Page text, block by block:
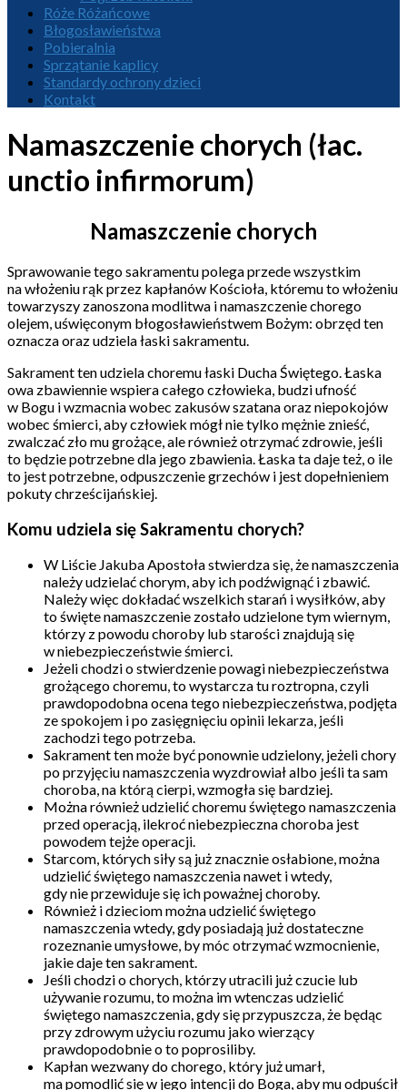
Róże Różańcowe
Błogosławieństwa
Pobieralnia
Sprzątanie kaplicy
Standardy ochrony dzieci
Kontakt
Namaszczenie chorych (łac.
unctio infirmorum)
Namaszczenie chorych
Sprawowanie tego sakramentu polega przede wszystkim
na włożeniu rąk przez kapłanów Kościoła, któremu to włożeniu
towarzyszy zanoszona modlitwa i namaszczenie chorego
olejem, uświęconym błogosławieństwem Bożym: obrzęd ten
oznacza oraz udziela łaski sakramentu.
Sakrament ten udziela choremu łaski Ducha Świętego. Łaska
owa zbawiennie wspiera całego człowieka, budzi ufność
w Bogu i wzmacnia wobec zakusów szatana oraz niepokojów
wobec śmierci, aby człowiek mógł nie tylko mężnie znieść,
zwalczać zło mu grożące, ale również otrzymać zdrowie, jeśli
to będzie potrzebne dla jego zbawienia. Łaska ta daje też, o ile
to jest potrzebne, odpuszczenie grzechów i jest dopełnieniem
pokuty chrześcijańskiej.
Komu udziela się Sakramentu chorych?
W Liście Jakuba Apostoła stwierdza się, że namaszczenia
należy udzielać chorym, aby ich podźwignąć i zbawić.
Należy więc dokładać wszelkich starań i wysiłków, aby
to święte namaszczenie zostało udzielone tym wiernym,
którzy z powodu choroby lub starości znajdują się
w niebezpieczeństwie śmierci.
Jeżeli chodzi o stwierdzenie powagi niebezpieczeństwa
grożącego choremu, to wystarcza tu roztropna, czyli
prawdopodobna ocena tego niebezpieczeństwa, podjęta
ze spokojem i po zasięgnięciu opinii lekarza, jeśli
zachodzi tego potrzeba.
Sakrament ten może być ponownie udzielony, jeżeli chory
po przyjęciu namaszczenia wyzdrowiał albo jeśli ta sam
choroba, na którą cierpi, wzmogła się bardziej.
Można również udzielić choremu świętego namaszczenia
przed operacją, ilekroć niebezpieczna choroba jest
powodem tejże operacji.
Starcom, których siły są już znacznie osłabione, można
udzielić świętego namaszczenia nawet i wtedy,
gdy nie przewiduje się ich poważnej choroby.
Również i dzieciom można udzielić świętego
namaszczenia wtedy, gdy posiadają już dostateczne
rozeznanie umysłowe, by móc otrzymać wzmocnienie,
jakie daje ten sakrament.
Jeśli chodzi o chorych, którzy utracili już czucie lub
używanie rozumu, to można im wtenczas udzielić
świętego namaszczenia, gdy się przypuszcza, że będąc
przy zdrowym użyciu rozumu jako wierzący
prawdopodobnie o to poprosiliby.
Kapłan wezwany do chorego, który już umarł,
ma pomodlić się w jego intencji do Boga, aby mu odpuścił